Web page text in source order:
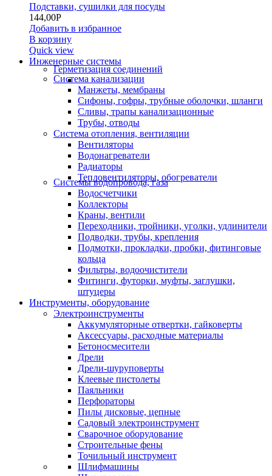
Подставки, сушилки для посуды
144,00Р
Добавить в избранное
В корзину
Quick view
Инженерные системы
Герметизация соединений
Система канализации
Манжеты, мембраны
Сифоны, гофры, трубные оболочки, шланги
Сливы, трапы канализационные
Трубы, отводы
Система отопления, вентиляции
Вентиляторы
Водонагреватели
Радиаторы
Тепловентиляторы, обогреватели
Системы водопровода, газа
Водосчетчики
Коллекторы
Краны, вентили
Переходники, тройники, уголки, удлинители
Подводки, трубы, крепления
Подмотки, прокладки, пробки, фитинговые
кольца
Фильтры, водоочистители
Фитинги, футорки, муфты, заглушки,
штуцеры
Инструменты, оборудование
Электроинструменты
Аккумуляторные отвертки, гайковерты
Аксессуары, расходные материалы
Бетоносмесители
Дрели
Дрели-шуруповерты
Клеевые пистолеты
Паяльники
Перфораторы
Пилы дисковые, цепные
Садовый электроинструмент
Сварочное оборудование
Строительные фены
Точильный инструмент
Шлифмашины